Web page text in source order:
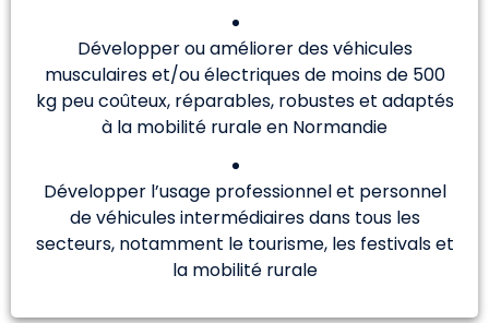
Développer ou améliorer des véhicules
musculaires et/ou électriques de moins de 500
kg peu coûteux, réparables, robustes et adaptés
à la mobilité rurale en Normandie
Développer l’usage professionnel et personnel
de véhicules intermédiaires dans tous les
secteurs, notamment le tourisme, les festivals et
la mobilité rurale